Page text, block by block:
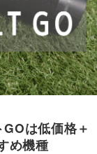
GOは低価格＋
め機種